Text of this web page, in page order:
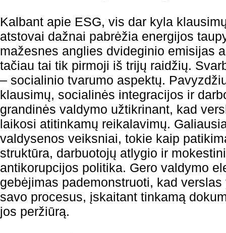
Kalbant apie ESG, vis dar kyla
atstovai dažnai pabrėžia energijos
mažesnes anglies dvideginio emisijas
tačiau tai tik pirmoji iš trijų raidžių.
– socialinio tvarumo aspektų.
klausimų, socialinės integracijos ir
grandinės valdymo užtikrinant, kad
laikosi atitinkamų reikalavimų.
valdysenos veiksniai, tokie kaip
struktūra, darbuotojų atlygio ir
antikorupcijos politika. Gero valdymo
gebėjimas pademonstruoti, kad
savo procesus, įskaitant tinkamą
jos peržiūrą.